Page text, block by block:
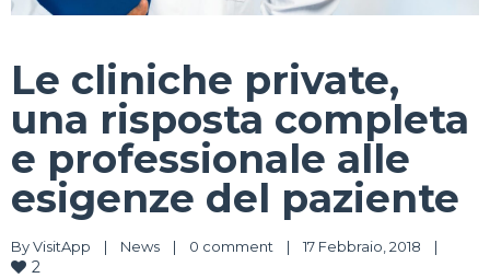
Le cliniche private,
una risposta completa
e professionale alle
esigenze del paziente
By VisitApp | News | 0 comment | 17 Febbraio, 2018 |
2